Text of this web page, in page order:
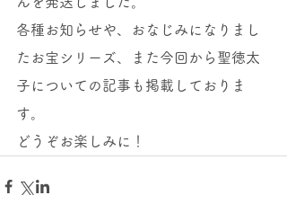
各種お知らせや、おなじみになりまし
たお宝シリーズ、また今回から聖徳太
子についての記事も掲載しておりま
す。
どうぞお楽しみに！